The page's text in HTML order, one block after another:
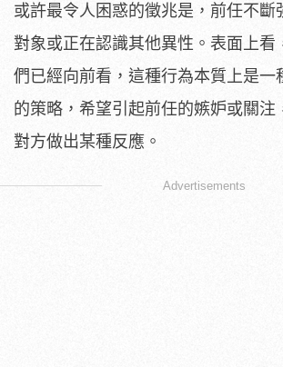
或許最令人困惑的徵兆是，前任不斷
對象或正在認識其他異性。表面上看
們已經向前看，這種行為本質上是一
的策略，希望引起前任的嫉妒或關注
對方做出某種反應。
Advertisements